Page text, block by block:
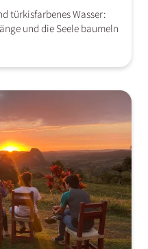
türkisfarbenes Wasser:
und die Seele baumeln